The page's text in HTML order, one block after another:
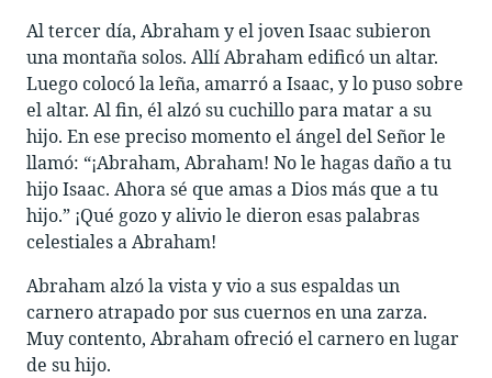
Al tercer día, Abraham y el joven Isaac subieron
una montaña solos. Allí Abraham edificó un altar.
Luego colocó la leña, amarró a Isaac, y lo puso sobre
el altar. Al fin, él alzó su cuchillo para matar a su
hijo. En ese preciso momento el ángel del Señor le
llamó: “¡Abraham, Abraham! No le hagas daño a tu
hijo Isaac. Ahora sé que amas a Dios más que a tu
hijo.” ¡Qué gozo y alivio le dieron esas palabras
celestiales a Abraham!
Abraham alzó la vista y vio a sus espaldas un
carnero atrapado por sus cuernos en una zarza.
Muy contento, Abraham ofreció el carnero en lugar
de su hijo.